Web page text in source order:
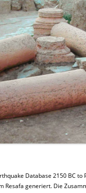
Database 2150 BC
Resafa generiert. Die